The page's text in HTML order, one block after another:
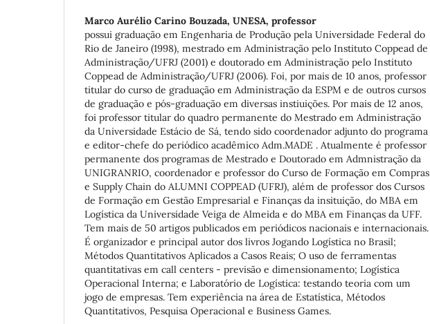
Marco Aurélio Carino Bouzada, UNESA, professor
possui graduação em Engenharia de Produção pela Universidade Federal do
Rio de Janeiro (1998), mestrado em Administração pelo Instituto Coppead de
Administração/UFRJ (2001) e doutorado em Administração pelo Instituto
Coppead de Administração/UFRJ (2006). Foi, por mais de 10 anos, professor
titular do curso de graduação em Administração da ESPM e de outros cursos
de graduação e pós-graduação em diversas instiuições. Por mais de 12 anos,
foi professor titular do quadro permanente do Mestrado em Administração
da Universidade Estácio de Sá, tendo sido coordenador adjunto do programa
e editor-chefe do periódico acadêmico Adm.MADE . Atualmente é professor
permanente dos programas de Mestrado e Doutorado em Admnistração da
UNIGRANRIO, coordenador e professor do Curso de Formação em Compras
e Supply Chain do ALUMNI COPPEAD (UFRJ), além de professor dos Cursos
de Formação em Gestão Empresarial e Finanças da insituição, do MBA em
Logística da Universidade Veiga de Almeida e do MBA em Finanças da UFF.
Tem mais de 50 artigos publicados em periódicos nacionais e internacionais.
É organizador e principal autor dos livros Jogando Logística no Brasil;
Métodos Quantitativos Aplicados a Casos Reais; O uso de ferramentas
quantitativas em call centers - previsão e dimensionamento; Logística
Operacional Interna; e Laboratório de Logística: testando teoria com um
jogo de empresas. Tem experiência na área de Estatística, Métodos
Quantitativos, Pesquisa Operacional e Business Games.